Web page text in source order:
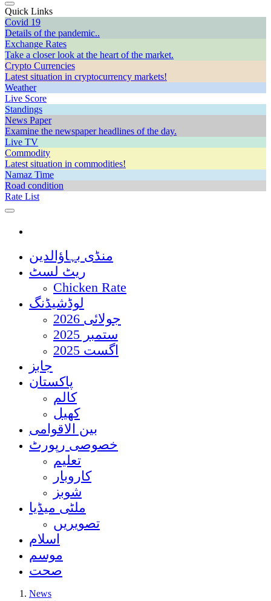
Quick Links
Covid 19
Details of the pandemic..
Exchange Rates
Take a closer look at the heart of the market.
Crypto Currencies
Latest situation in cryptocurrency markets!
Weather
Live Score
Standings
News Paper
Examine the newspaper headlines of the day.
Live TV
Commodity
Latest situation in commodities!
Namaz Time
Road condition
Rate List
منڈی بہاؤالدین
ریٹ لسٹ
Chicken Rate
لوڈشیڈنگ
جولائی 2026
ستمبر 2025
اگست 2025
جابز
پاکستان
کالم
کھیل
بین الاقوامی
خصوصی رپورٹ
تعلیم
کاروبار
شوبز
ملٹی میڈیا
تصویریں
اسلام
موسم
صحت
News